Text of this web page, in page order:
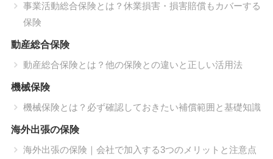
事業活動総合保険とは？休業損害・損害賠償もカバーする
保険
動産総合保険
動産総合保険とは？他の保険との違いと正しい活用法
機械保険
機械保険とは？必ず確認しておきたい補償範囲と基礎知識
海外出張の保険
海外出張の保険｜会社で加入する3つのメリットと注意点